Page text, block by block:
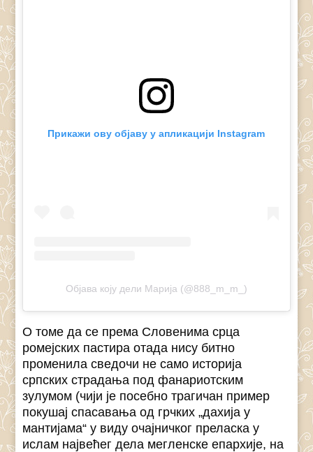
Прикажи ову објаву у апликацији Instagram
Објава коју дели Марија (@888_m_m_)
О томе да се према Словенима срца
ромејских пастира отада нису битно
променила сведочи не само историја
српских страдања под фанариотским
зулумом (чији је посебно трагичан пример
покушај спасавања од грчких „дахија у
мантијама“ у виду очајничког преласка у
ислам највећег дела мегленске епархије, на